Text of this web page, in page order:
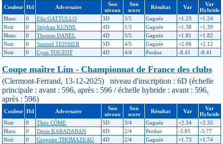
Couleur Hd Adversaire
Son
niveau
Son
score
Résultat Var
Var
Hybride
Blanc
0 Elia GATTULLO 3D 3/5 Gagnée +1.23
+1.24
Noir
0 Stéphan KUNNE 4D 1/3 Gagnée +1.38
+1.39
Blanc
0 Thomas DANEL 4D 3/5 Gagnée +1.81
+1.82
Noir
0 Samuel TEISSIER 5D 4/5 Gagnée +2.06
+2.12
Noir
0 Cyan TOUZOT 4D 4/4 Perdue -8.41 -8.41
Coupe maître Lim - Championnat de France des clubs
(Clermont-Ferrand, 13-12-2025) niveau d'inscription : 6D (échelle
principale : avant : 596, après : 596 / échelle hybride : avant : 596,
après : 596)
Couleur Hd Adversaire
Son
niveau
Son
score
Résultat Var
Var
Hybride
Noir
0 Théo CÔME 5D 3/4 Gagnée +2.34
+2.35
Blanc
0 Denis KARADABAN 6D 2/4 Perdue -5.81
-5.77
Noir
0 Gregoire THOMAZEAU 4D 2/4 Gagnée +1.73
+1.74